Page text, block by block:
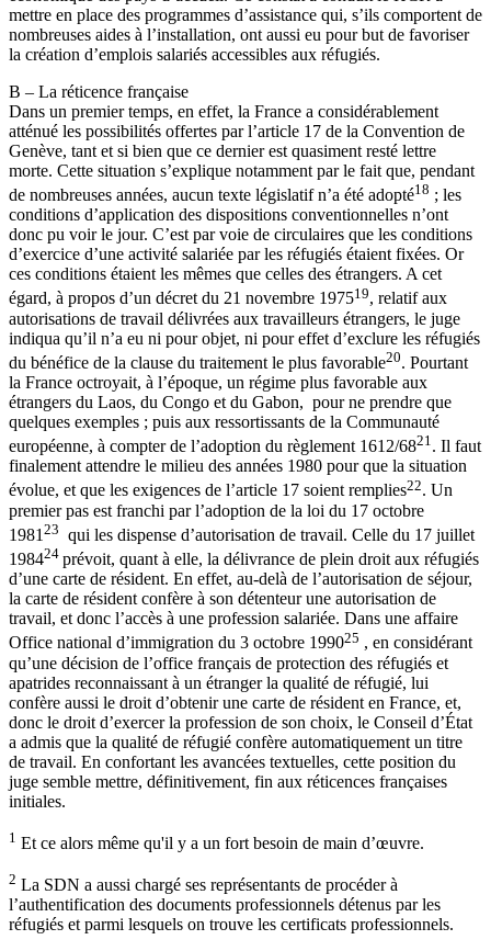
mettre en place des programmes d’assistance qui, s’ils comportent de
nombreuses aides à l’installation, ont aussi eu pour but de favoriser
la création d’emplois salariés accessibles aux réfugiés.
B – La réticence française
Dans un premier temps, en effet, la France a considérablement
atténué les possibilités offertes par l’article 17 de la Convention de
Genève, tant et si bien que ce dernier est quasiment resté lettre
morte. Cette situation s’explique notamment par le fait que, pendant
de nombreuses années, aucun texte législatif n’a été adopté18 ; les
conditions d’application des dispositions conventionnelles n’ont
donc pu voir le jour. C’est par voie de circulaires que les conditions
d’exercice d’une activité salariée par les réfugiés étaient fixées. Or
ces conditions étaient les mêmes que celles des étrangers. A cet
égard, à propos d’un décret du 21 novembre 197519, relatif aux
autorisations de travail délivrées aux travailleurs étrangers, le juge
indiqua qu’il n’a eu ni pour objet, ni pour effet d’exclure les réfugiés
du bénéfice de la clause du traitement le plus favorable20. Pourtant
la France octroyait, à l’époque, un régime plus favorable aux
étrangers du Laos, du Congo et du Gabon, pour ne prendre que
quelques exemples ; puis aux ressortissants de la Communauté
européenne, à compter de l’adoption du règlement 1612/6821 . Il faut
finalement attendre le milieu des années 1980 pour que la situation
évolue, et que les exigences de l’article 17 soient remplies22. Un
premier pas est franchi par l’adoption de la loi du 17 octobre
1981 23 qui les dispense d’autorisation de travail. Celle du 17 juillet
198424 prévoit, quant à elle, la délivrance de plein droit aux réfugiés
d’une carte de résident. En effet, au-delà de l’autorisation de séjour,
la carte de résident confère à son détenteur une autorisation de
travail, et donc l’accès à une profession salariée. Dans une affaire
Office national d’immigration du 3 octobre 199025 , en considérant
qu’une décision de l’office français de protection des réfugiés et
apatrides reconnaissant à un étranger la qualité de réfugié, lui
confère aussi le droit d’obtenir une carte de résident en France, et,
donc le droit d’exercer la profession de son choix, le Conseil d’État
a admis que la qualité de réfugié confère automatiquement un titre
de travail. En confortant les avancées textuelles, cette position du
juge semble mettre, définitivement, fin aux réticences françaises
initiales.
1 Et ce alors même qu'il y a un fort besoin de main d’œuvre.
2 La SDN a aussi chargé ses représentants de procéder à
l’authentification des documents professionnels détenus par les
réfugiés et parmi lesquels on trouve les certificats professionnels.